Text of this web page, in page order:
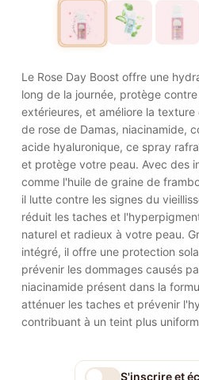
Le Rose Day Boost offre une
long de la journée, protège
extérieures, et améliore la texture
de rose de Damas, niacinamide,
acide hyaluronique, ce spray
et protège votre peau. Avec des
comme l'huile de graine de
il lutte contre les signes du
réduit les taches et
naturel et radieux à votre peau.
intégré, il offre une protection
prévenir les dommages causés
niacinamide présent dans la
atténuer les taches et prévenir
contribuant à un teint plus
S'inscrire et